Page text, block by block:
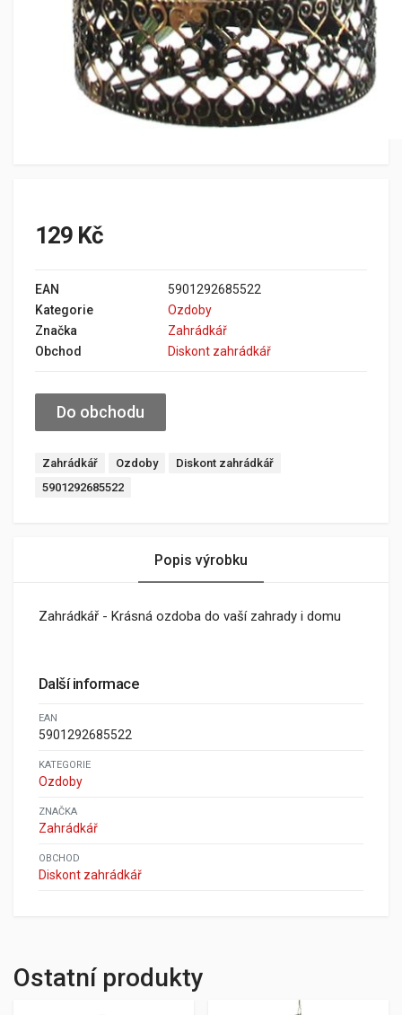
129 Kč
EAN
5901292685522
Kategorie
Ozdoby
Značka
Zahrádkář
Obchod
Diskont zahrádkář
Do obchodu
Zahrádkář Ozdoby
Diskont zahrádkář
5901292685522
Popis výrobku
Zahrádkář - Krásná ozdoba do vaší zahrady i domu
Další informace
EAN
5901292685522
KATEGORIE
Ozdoby
ZNAČKA
Zahrádkář
OBCHOD
Diskont zahrádkář
Ostatní produkty